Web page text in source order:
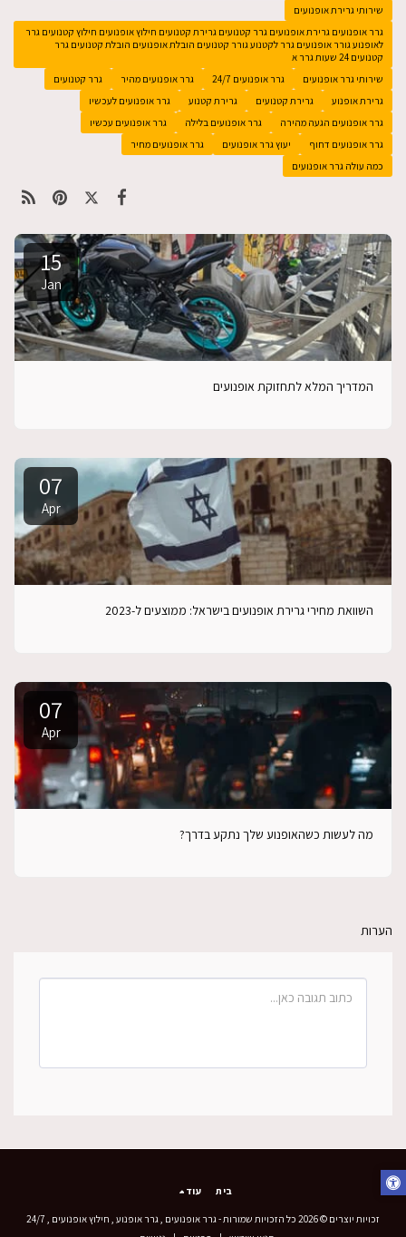
שירותי גרירת אופנועים
גרר אופנועים גרירת אופנועים גרר קטנועים גרירת קטנועים חילוץ אופנועים חילוץ קטנועים גרר
לאופנוע גורר אופנועים גרר לקטנוע גורר קטנועים הובלת אופנועים הובלת קטנועים גרר
קטנועים 24 שעות גרר א
שירותי גרר אופנועים
גרר אופנועים 24/7 גרר אופנועים מהיר
גרר קטנועים
גרירת אופנוע
גרירת קטנועים גרירת קטנוע
גרר אופנועים לעכשיו
גרר אופנועים הגעה מהירה
גרר אופנועים בלילה
גרר אופנועים עכשיו
גרר אופנועים דחוף
יעוץ גרר אופנועים
גרר אופנועים מחיר
כמה עולה גרר אופנועים
15
Jan
המדריך המלא לתחזוקת אופנועים
07
Apr
השוואת מחירי גרירת אופנועים בישראל: ממוצעים ל-2023
07
Apr
מה לעשות כשהאופנוע שלך נתקע בדרך?
הערות
בית עוד
זכויות יוצרים © 2026 כל הזכויות שמורות -
גרר אופנועים , גרר אופנוע , חילוץ אופנועים , 24/7